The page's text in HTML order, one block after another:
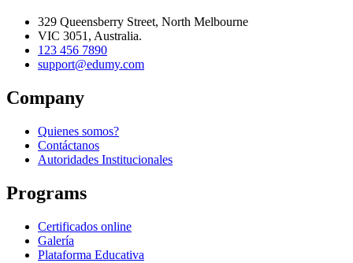
329 Queensberry Street, North Melbourne
VIC 3051, Australia.
123 456 7890
support@edumy.com
Company
Quienes somos?
Contáctanos
Autoridades Institucionales
Programs
Certificados online
Galería
Plataforma Educativa